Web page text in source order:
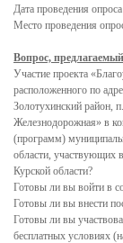
Защита
Дата проведения опроса
Место проведения
Вопрос,
Участие проекта
расположенного по
Золотухинский район,
Железнодорожная» в
(программ)
области, участвующих
Курской области?
Готовы ли вы войти в
Готовы ли вы внести
Готовы ли вы
бесплатных условиях